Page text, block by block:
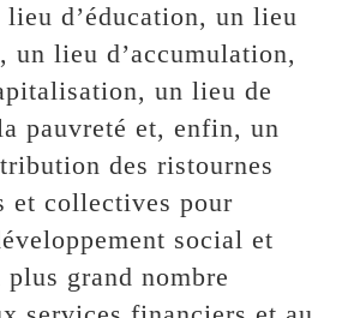
lieu d’éducation, un lieu
un lieu d’accumulation,
un lieu de
pauvreté et, enfin, un
des ristournes
et collectives pour
social et
plus grand nombre